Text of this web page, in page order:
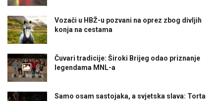
Vozači u HBŽ-u pozvani na oprez zbog divljih
konja na cestama
Čuvari tradicije: Široki Brijeg odao priznanje
legendama MNL-a
Samo osam sastojaka, a svjetska slava: Torta